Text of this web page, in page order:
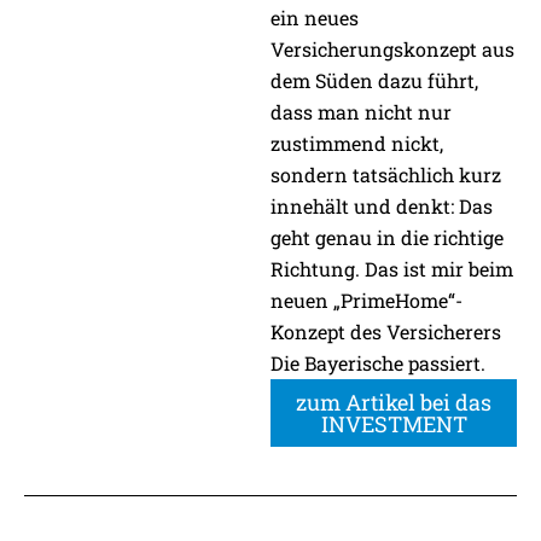
ein neues
Versicherungskonzept aus
dem Süden dazu führt,
dass man nicht nur
zustimmend nickt,
sondern tatsächlich kurz
innehält und denkt: Das
geht genau in die richtige
Richtung. Das ist mir beim
neuen „PrimeHome“-
Konzept des Versicherers
Die Bayerische passiert.
zum Artikel bei das
INVESTMENT